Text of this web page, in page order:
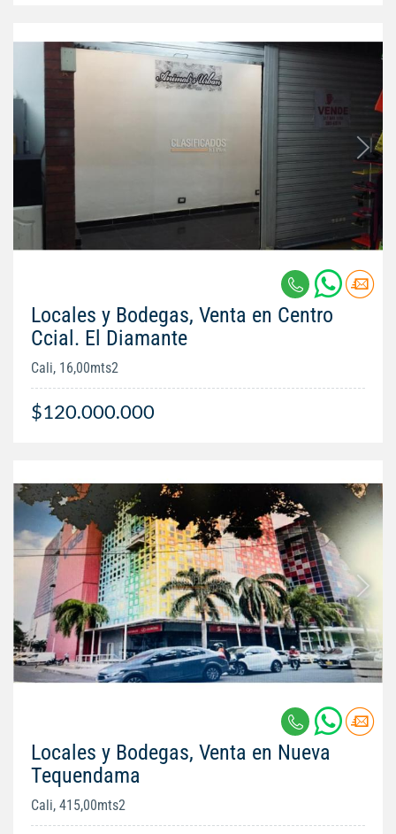
Locales y Bodegas, Venta en Centro
Ccial. El Diamante
Cali, 16,00mts2
$120.000.000
Locales y Bodegas, Venta en Nueva
Tequendama
Cali, 415,00mts2